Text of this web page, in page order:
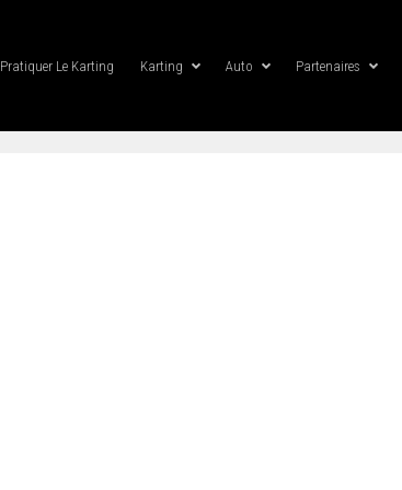
Pratiquer Le Karting Karting Auto Partenaires